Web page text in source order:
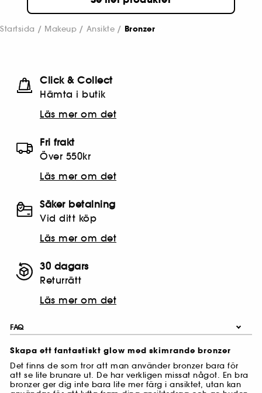
Startsida Makeup Ansikte Bronzer
Click & Collect
Hämta i butik​
Läs mer om det
Fri frakt
Över 550kr
Läs mer om det
Säker betalning
Vid ditt köp
Läs mer om det
30 dagars
Returrätt
Läs mer om det
FAQ
Skapa ett fantastiskt glow med skimrande bronzer
Det finns de som tror att man använder bronzer bara för
att se lite brunare ut. De har verkligen missat något. En bra
bronzer ger dig inte bara lite mer färg i ansiktet, utan kan